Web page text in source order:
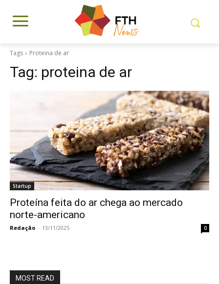
Tags Proteina de ar
Tag: proteina de ar
Startup
Proteína feita do ar chega ao mercado
norte-americano
Redação - 13/11/2025 0
MOST READ